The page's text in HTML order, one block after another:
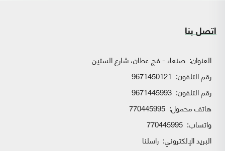
اتصل بنا
العنوان: صنعاء - فج عطان، شارع الستين
رقم التلفون: 9671450121
رقم التلفون: 9671445993
هاتف محمول: 770445995
واتساب:
البريد الإلكتروني: راسلنا